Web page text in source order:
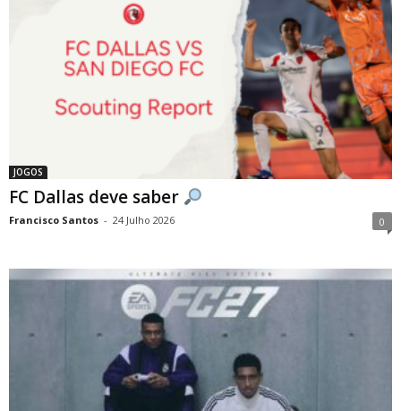
JOGOS
FC Dallas deve saber
Francisco Santos - 24 Julho 2026 0